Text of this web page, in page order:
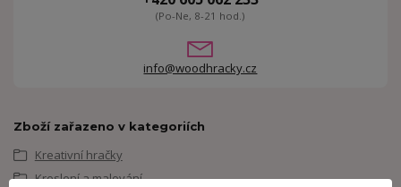
(Po-Ne, 8-21 hod.)
info@woodhracky.cz
Zboží zařazeno v kategoriích
Kreativní hračky
Kreslení a malování